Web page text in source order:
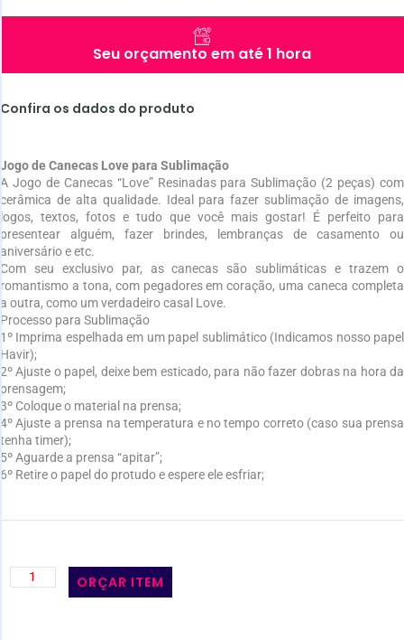
Seu orçamento em até 1 hora
Confira os dados do produto
Jogo de Canecas Love para Sublimação
A Jogo de Canecas “Love” Resinadas para Sublimação (2 peças) com
cerâmica de alta qualidade. Ideal para fazer sublimação de imagens,
logos, textos, fotos e tudo que você mais gostar! É perfeito para
presentear alguém, fazer brindes, lembranças de casamento ou
aniversário e etc.
Com seu exclusivo par, as canecas são sublimáticas e trazem o
romantismo a tona, com pegadores em coração, uma caneca completa
a outra, como um verdadeiro casal Love.
Processo para Sublimação
1º Imprima espelhada em um papel sublimático (Indicamos nosso papel
Havir);
2º Ajuste o papel, deixe bem esticado, para não fazer dobras na hora da
prensagem;
3º Coloque o material na prensa;
4º Ajuste a prensa na temperatura e no tempo correto (caso sua prensa
tenha timer);
5º Aguarde a prensa “apitar”;
6º Retire o papel do protudo e espere ele esfriar;
ORÇAR ITEM